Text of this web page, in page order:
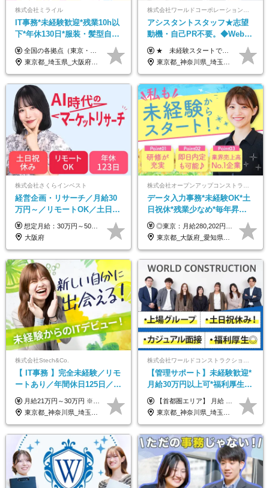
株式会社ミライル
IT事務*未経験歓迎*残業10h以
下*年休130日*服装・髪型自由
*AI研修あり*住宅手当あり*転
勤なし
全国の各拠点（東京・埼玉・新潟・福岡・大阪）で募集中！ 給与は以下の通り、勤務地により異なります。 新潟勤務の場合 201,000円〜201,000円（試用期間変更なし）＋賞与 東京・埼玉勤務の場合 225,000円〜250,000円（試用期間 220,000円）＋賞与 福岡勤務の場合 182,000円〜220,000円（試用期間182,000円）＋賞与 大阪勤務の場合 210,000円〜210,000円（試用期間変更なし）＋賞与 初年度想定年収：280～300万円 ※残業代は全額支給します（1分単位でお支払いします） ※試用期間6ヵ月。試用期間中でも条件変わらず。 ※土日祝含めた勤務可能な方は、土日手当10,000円（毎月）を別途支給。
東京都_埼玉県_大阪府_新潟県_福岡県
株式会社ワールドコーポレーション 採用事業部【上場グループ】
アシスタントスタッフ★志望
動機・自己PR不要。◆Web面
談OK◆完全週休2日◆年収700
万円可/p13
★ 未経験スタートでも月収40万円以上も目指せます！ ★ ★ 試用期間6か月あり／給与・待遇に変更なし ★ ＼パターン①orパターン②で給与形態の選択が可能／ ＜パターン①＞ 月給+交通費+（残業代は全額別途支給） 【首都圏・関東・北信越】 月給30.0万円以上 【関西】 月給27.5万円以上 【中部】 月給26.5万円以上 【東北】 月給24.5万円以上 【北海道】 月給24.0万円以上 【九州・中四国】 月給25.5万円以上 ＜パターン②＞ 月給（固定残業代20H含む）+交通費+賞与年2回+残業代 （※20H場合を超過した場合は全額別途支給） 【首都圏・関東・北信越】 月給25.0万円以上 【関 西・中部】 月給24.5万円以上 【東 北・北海道・九州・中四国】 月給23.5万円以上 ※上記給与には固定残業代（月20H分）を含みます 固定残業代は残業の有無に関わらず支給し、超過分は別途全額支給いたします ①②の給与形態はご本人様と相談の上、最終的に会社が決定いたします （内定時に通知） ■給与改定年1回 ■(※)賞与年2回（昨年度支給実績2回／頑張りを評価） (※)支給条件に規定あり
東京都_神奈川県_埼玉県_千葉県_大阪府_愛知県_北海道_青森県_岩手県_宮城県_秋田県_山形県_福島県_茨城県_栃木県_群馬県_新潟県_山梨県_長野県_富山県_石川県_福井県_静岡県_岐阜県_三重県_兵庫県_京都府_滋賀県_奈良県_和歌山県_広島県_岡山県_鳥取県_島根県_山口県_徳島県_香川県_愛媛県_高知県_福岡県_佐賀県_長崎県_大分県_宮崎県_鹿児島県_沖縄県
株式会社さくらインベスト
経営企画・リサーチ／月給30
万円～／リモートOK／土日祝
休み／生成AIを活用できる方
歓迎
想定月給：30万円～50万円程度＋各種手当＋賞与年2回 ※想定年収：400万円～600万円 ※経験・能力等考慮の上、規定により優遇 ※上記月給には固定残業代を含みます。固定残業代は、時間外労働の有無に関わらず月10時間分（月2.2万円（月収30万円の場合）～3.6万円（月収50万円の場合））を支給し、超過分は追加で支給します ※試用期間2ヶ月（待遇に差異なし） 【固定残業代について】 固定残業10時間分（22,000円～36,000円）を含む ※超過分は別途全額支給
大阪府
データ入力事務*未経験OK*土
日祝休*残業少なめ*毎年昇給
あり*面接1回*月収37万円可/o
◎東京：月給280,202円～402,430円 ◎大阪：月給269,824円～392,052円 ◎名古屋：月給285,967円～408,195円 ◎その他：月給265,212円～387,440円 ※試用期間3か月／待遇は研修期間中のみ変更あり （東京：23.9万円～、大阪：月給23.4万円～、名古屋：月給24.2万円～、その他：月給23.1万円～） ※固定残業代（配属後に支給）・一律手当を含む ※固定残業代は残業がない場合も支給し、超過分は別途支給する ※年齢、経験、能力を考慮し、支給額を決定します。
東京都_大阪府_愛知県_北海道_宮城県_新潟県_石川県_静岡県_広島県_福岡県_沖縄県
株式会社Stech&Co.
【 IT事務 】完全未経験／リモ
ートあり／年間休日125日／残
業なし／産休育休あり／服
装・髪型自由／毎年昇給
月給21万円～30万円 ※試用期間3ヶ月間の待遇に変動はありません。 ※みなし残業代(月20時間分29,725円～)を含む。（※超過分は追加支給）
東京都_神奈川県_埼玉県_千葉県_大阪府_愛知県_北海道_青森県_岩手県_宮城県_秋田県_山形県_福島県_茨城県_栃木県_群馬県_新潟県_山梨県_長野県_富山県_石川県_福井県_静岡県_岐阜県_三重県_兵庫県_京都府_滋賀県_奈良県_和歌山県_広島県_岡山県_鳥取県_島根県_山口県_徳島県_香川県_愛媛県_高知県_福岡県_熊本県_佐賀県_長崎県_大分県_宮崎県_鹿児島県_沖縄県
【管理サポート】未経験歓迎*
月給30万円以上可*福利厚生が
充実！
【首都圏エリア】 月給 291,800円以上 ＋ 各種手当 【北関東エリア】 月給 264,260円以上 ＋ 各種手当 【関西・四国エリア】 月給 278,040円以上 ＋ 各種手当 【中部エリア】 月給 278,040円以上 ＋ 各種手当 【北海道・東北エリア】 月給 247,000円以上 ＋ 各種手当 【九州エリア】 月給 235,540円以上 ＋ 各種手当 【中国エリア】 月給 250,460 円以上 ＋ 各種手当 ※全て年齢・経験・能力などを考慮します。 ※試用期間3ヶ月あり。その間の待遇に変動はありません。 ※固定残業代（20時間分）を含む 首都圏／37,800円以上 北関東／34,260円以上 関西・四国／36,040円以上 中部／36,040円以上 北海道・東北／32,000円以上 九州／30,540円以上 中国／32,460円以上 ※超過分は全額支給 初年度の年収 400万円～900万円
東京都_神奈川県_埼玉県_千葉県_大阪府_愛知県_北海道_青森県_岩手県_宮城県_秋田県_山形県_福島県_茨城県_栃木県_群馬県_新潟県_山梨県_長野県_富山県_石川県_福井県_静岡県_岐阜県_三重県_兵庫県_京都府_滋賀県_奈良県_和歌山県_広島県_岡山県_鳥取県_島根県_山口県_徳島県_香川県_愛媛県_高知県_福岡県_熊本県_佐賀県_長崎県_大分県_宮崎県_鹿児島県_沖縄県